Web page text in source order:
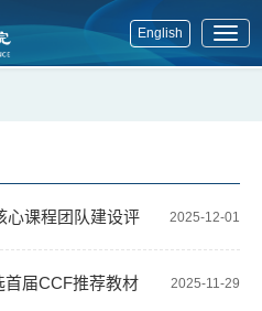
English
展
2025-12-01
心课程团队建设评
2025-11-29
首届CCF推荐教材